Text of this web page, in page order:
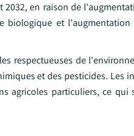
2032, en raison de
biologique et
respectueuses de
et des pesticides. Les
agricoles particuliers, ce qui